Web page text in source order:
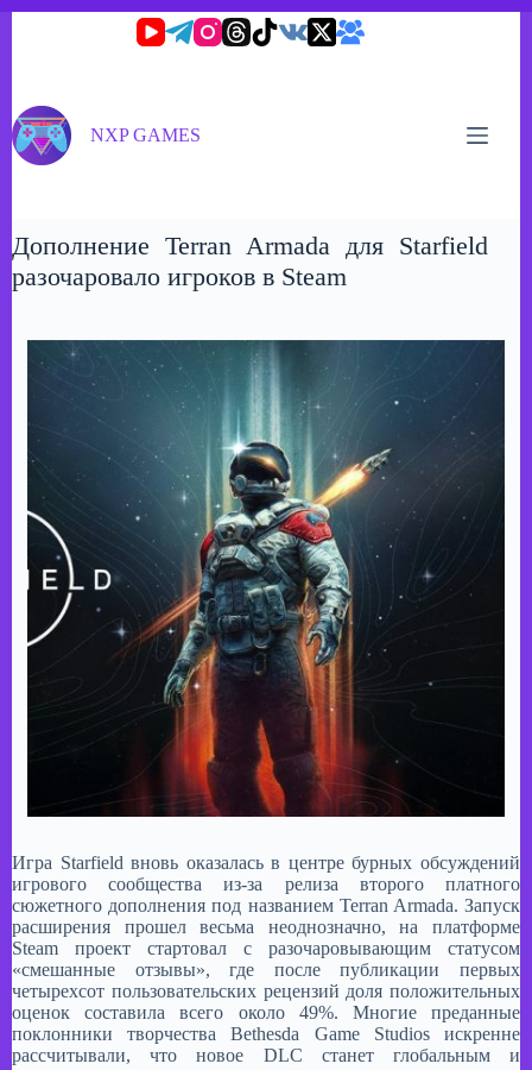
NXP GAMES
Дополнение Terran Armada для Starfield
разочаровало игроков в Steam
Игра Starfield вновь оказалась в центре бурных обсуждений
игрового сообщества из-за релиза второго платного
сюжетного дополнения под названием Terran Armada. Запуск
расширения прошел весьма неоднозначно, на платформе
Steam проект стартовал с разочаровывающим статусом
«смешанные отзывы», где после публикации первых
четырехсот пользовательских рецензий доля положительных
оценок составила всего около 49%. Многие преданные
поклонники творчества Bethesda Game Studios искренне
рассчитывали, что новое DLC станет глобальным и